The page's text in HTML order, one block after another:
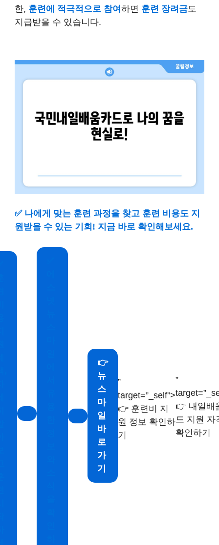
한, 훈련에 적극적으로 참여 하면 훈련 장려금도
지급받을 수 있습니다.
✅ 나에게 맞는 훈련 과정을 찾고 훈련 비용도 지
원받을 수 있는 기회! 지금 바로 확인해보세요.
👉
뉴
스
마
일
바
로
가
기
”
target=”_self”>
👉 훈련비 지
원 정보 확인하
기
”
👉 내일배
드 지원 자
확인하기